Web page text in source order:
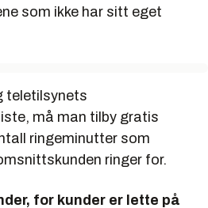
som ikke har sitt eget
teletilsynets
må man tilby gratis
ringeminutter som
ringer for.
for kunder er lette på